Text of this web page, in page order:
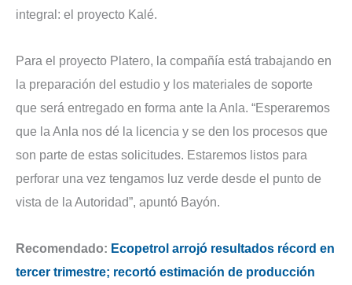
integral: el proyecto Kalé.
Para el proyecto Platero, la compañía está trabajando en
la preparación del estudio y los materiales de soporte
que será entregado en forma ante la Anla. “Esperaremos
que la Anla nos dé la licencia y se den los procesos que
son parte de estas solicitudes. Estaremos listos para
perforar una vez tengamos luz verde desde el punto de
vista de la Autoridad”, apuntó Bayón.
Recomendado: Ecopetrol arrojó resultados récord en
tercer trimestre; recortó estimación de producción